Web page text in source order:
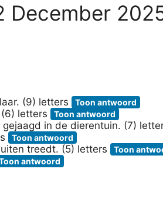
December
(9) letters Toon antwoord
letters Toon antwoord
in de dierentuin. (7)
Toon antwoord
treedt. (5) letters Toon
antwoord